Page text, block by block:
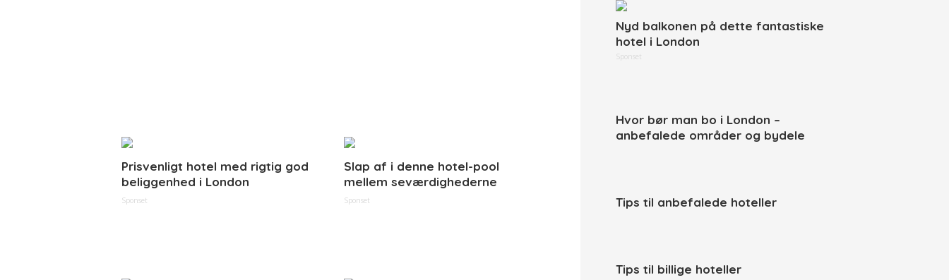
Prisvenligt hotel med rigtig god
beliggenhed i London
Sponset
Slap af i denne hotel-pool
mellem seværdighederne
Sponset
Nyd balkonen på dette fantastiske
hotel i London
Sponset
Hvor bør man bo i London –
anbefalede områder og bydele
Tips til anbefalede hoteller
Tips til billige hoteller